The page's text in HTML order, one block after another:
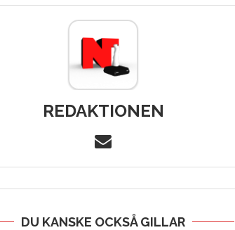
REDAKTIONEN
DU KANSKE OCKSÅ GILLAR